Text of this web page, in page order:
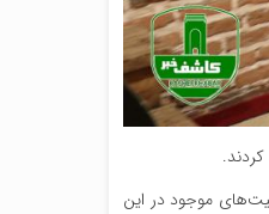
موجود در این